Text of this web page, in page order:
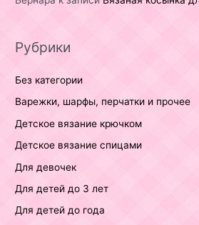
Рубрики
Без категории
Варежки, шарфы, перчатки и прочее
Детское вязание крючком
Детское вязание спицами
Для девочек
Для детей до 3 лет
Для детей до года